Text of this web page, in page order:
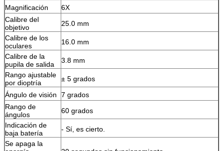
Magnificación
6X
Calibre del
objetivo
25.0 mm
Calibre de los
oculares
16.0 mm
Calibre de la
pupila de salida
3.8 mm
Rango ajustable
por dioptría
± 5 grados
Ángulo de visión
7 grados
Rango de
ángulos
60 grados
Indicación de
baja batería
- Sí, es cierto.
Se apaga la